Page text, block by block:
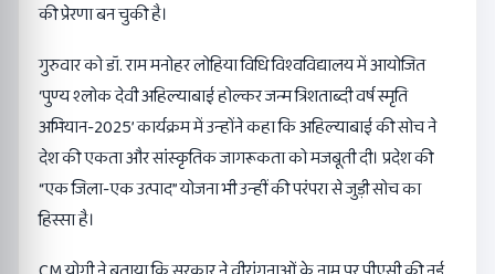
की प्रेरणा बन चुकी है।
गुरुवार को डॉ. राम मनोहर लोहिया विधि विश्वविद्यालय में आयोजित
‘पुण्य श्लोक देवी अहिल्याबाई होल्कर जन्म त्रिशताब्दी वर्ष स्मृति
अभियान-2025’ कार्यक्रम में उन्होंने कहा कि अहिल्याबाई की सोच ने
देश की एकता और सांस्कृतिक जागरूकता को मजबूती दी। प्रदेश की
“एक जिला-एक उत्पाद” योजना भी उन्हीं की परंपरा से जुड़ी सोच का
हिस्सा है।